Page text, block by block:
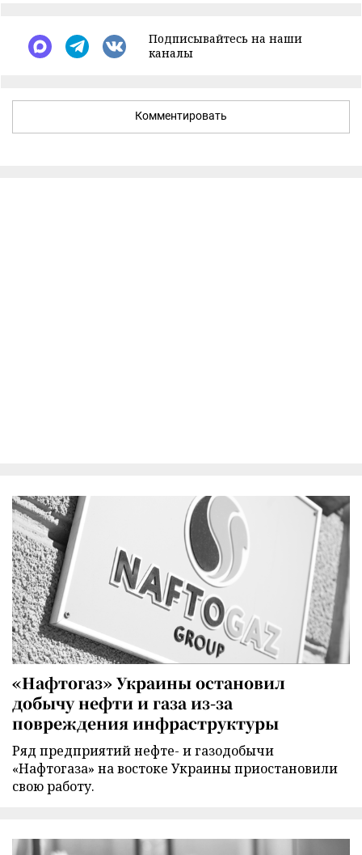
Подписывайтесь на наши
каналы
Комментировать
«Нафтогаз» Украины остановил
добычу нефти и газа из-за
повреждения инфраструктуры
Ряд предприятий нефте- и газодобычи
«Нафтогаза» на востоке Украины приостановили
свою работу.